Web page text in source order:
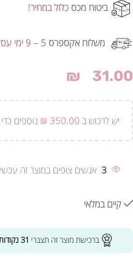
ביטוח מכס כלול במחיר!
משלוח אקספרס 5 – 9 ימי עסקים!
₪ 31.00
יש לרכוש ב ₪ 350.00 נוספים
3 אנשים צופים במוצר זה
קיים במלאי
ברכישת מוצר זה תצברי 31